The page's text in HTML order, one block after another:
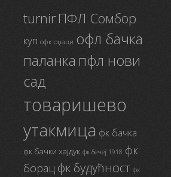
turnirПФЛ Сомбор
куп офк оџаци офл бачка
паланка пфл нови
сад
товаришево
утакмица фк бачка
фк бачки хајдук фк бечеј 1918 фк
борац фк будућност фк